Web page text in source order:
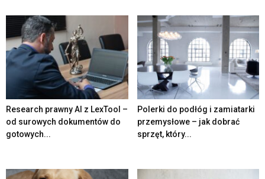
Research prawny AI z LexTool –
od surowych dokumentów do
gotowych...
Polerki do podłóg i zamiatarki
przemysłowe – jak dobrać
sprzęt, który...